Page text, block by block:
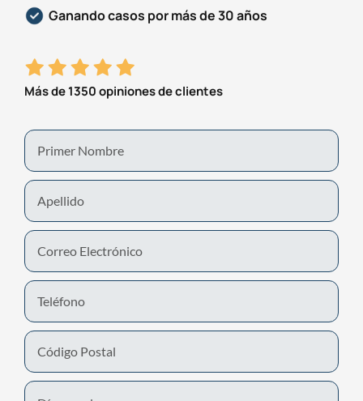
Ganando casos por más de 30 años
Más de 1350 opiniones de clientes
First
Name
Last
Name
Email
Phone
Number
Untitled